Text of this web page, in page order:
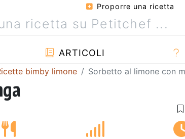
Proporre una ricetta
ARTICOLI
bimby limone Sorbetto al limone con